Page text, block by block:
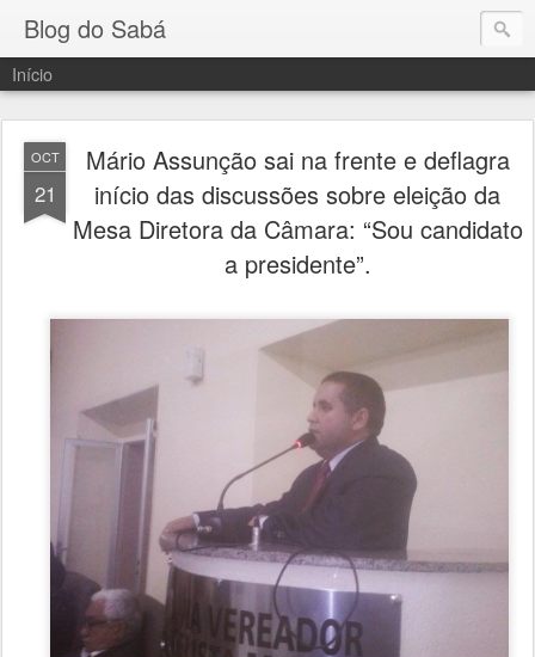
Blog do Sabá
Início
OCT
21
Mário Assunção sai na frente e deflagra
início das discussões sobre eleição da
Mesa Diretora da Câmara: “Sou candidato
a presidente”.